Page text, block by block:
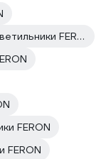
Светодиодные консольные уличные светильники FERON
FERON
FERON